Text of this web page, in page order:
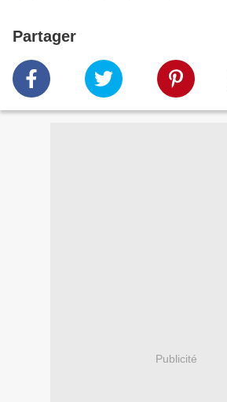
Partager
Publicité